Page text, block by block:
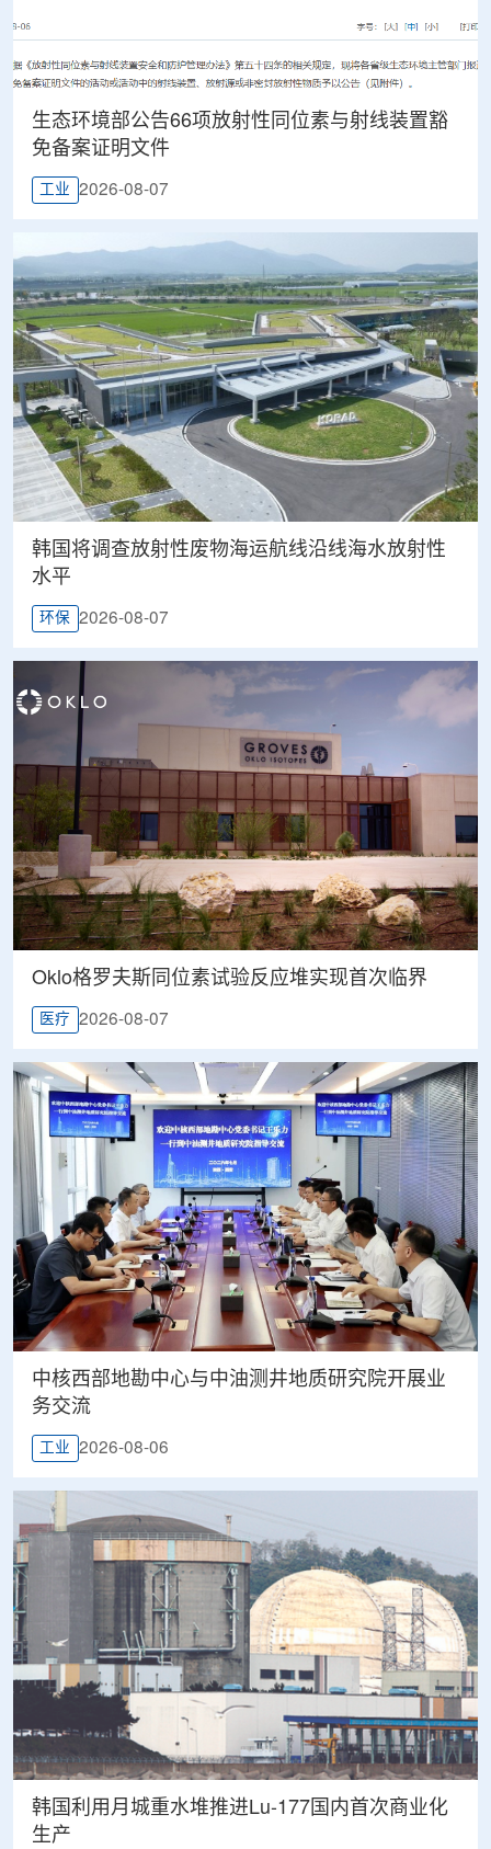
生态环境部公告66项放射性同位素与射线装置豁
免备案证明文件
工业 2026-08-07
韩国将调查放射性废物海运航线沿线海水放射性
水平
环保 2026-08-07
Oklo格罗夫斯同位素试验反应堆实现首次临界
医疗 2026-08-07
中核西部地勘中心与中油测井地质研究院开展业
务交流
工业 2026-08-06
韩国利用月城重水堆推进Lu-177国内首次商业化
生产